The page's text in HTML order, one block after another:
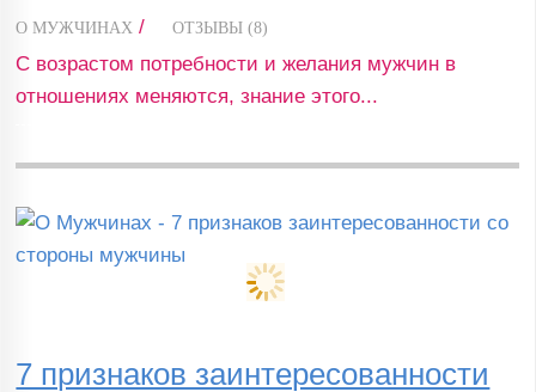
О МУЖЧИНАХ / ОТЗЫВЫ (8)
С возрастом потребности и желания мужчин в
отношениях меняются, знание этого...
7 признаков заинтересованности